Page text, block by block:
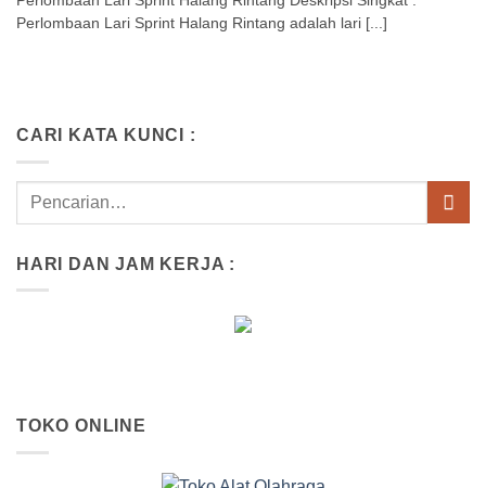
Perlombaan Lari Sprint Halang Rintang adalah lari [...]
CARI KATA KUNCI :
HARI DAN JAM KERJA :
TOKO ONLINE